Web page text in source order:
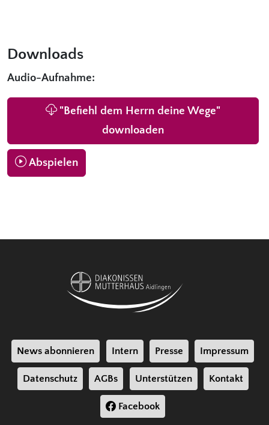
Downloads
Audio-Aufnahme:
"Befiehl dem Herrn deine Wege"
downloaden
Abspielen
News abonnieren Intern Presse Impressum
Datenschutz AGBs Unterstützen Kontakt
Facebook